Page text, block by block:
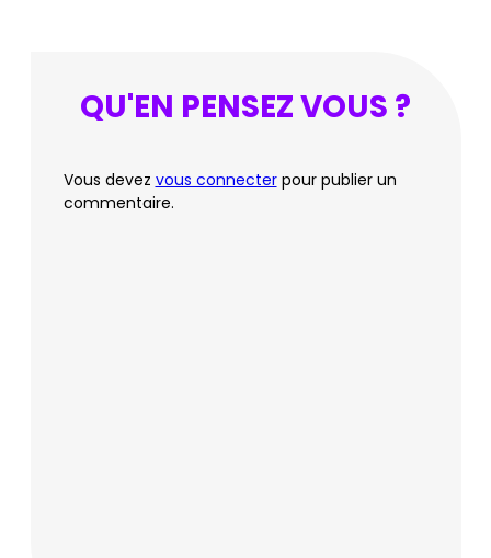
QU'EN PENSEZ VOUS ?
Vous devez vous connecterpour publier un
commentaire.